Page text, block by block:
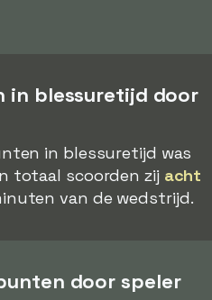
in blessuretijd door
in blessuretijd was
totaal scoorden zij acht
van de wedstrijd.
door speler